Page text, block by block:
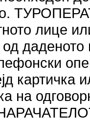
лице
од
картичка
на